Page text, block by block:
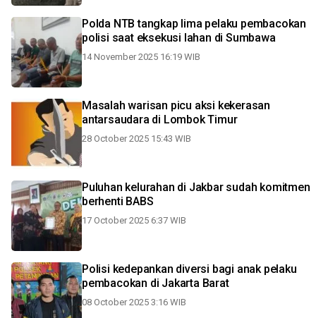
Polda NTB tangkap lima pelaku pembacokan
polisi saat eksekusi lahan di Sumbawa
14 November 2025 16:19 WIB
Masalah warisan picu aksi kekerasan
antarsaudara di Lombok Timur
28 October 2025 15:43 WIB
Puluhan kelurahan di Jakbar sudah komitmen
berhenti BABS
17 October 2025 6:37 WIB
Polisi kedepankan diversi bagi anak pelaku
pembacokan di Jakarta Barat
08 October 2025 3:16 WIB